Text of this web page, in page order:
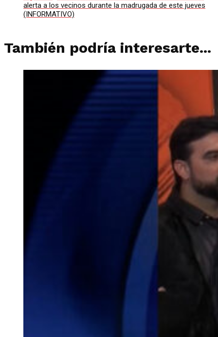
alerta a los vecinos durante la madrugada de este jueves
(INFORMATIVO)
También podría interesarte...